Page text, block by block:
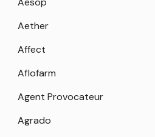
Aether
Affect
Aflofarm
Agent Provocateur
Agrado